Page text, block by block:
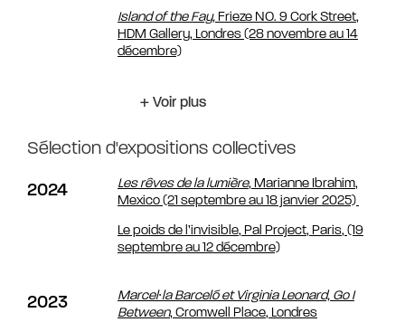
Island of the Fay, Frieze NO. 9 Cork Street,
HDM Gallery, Londres (28 novembre au 14
décembre)
+ Voir plus
Sélection d'expositions collectives
2024 Les rêves de la lumière, Marianne Ibrahim,
Mexico (21 septembre au 18 janvier 2025)
Le poids de l’invisible, Pal Project, Paris, (19
septembre au 12 décembre)
2023 Marcel∙la Barceló et Virginia Leonard, Go I
Between, Cromwell Place, Londres